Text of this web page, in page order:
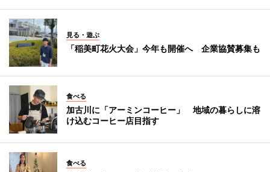
見る・遊ぶ
「稲美町花火大会」今年も開催へ 企業協賛募集も
食べる
加古川に「アーミンコーヒー」 地域の暮らしに溶
け込むコーヒー店目指す
食べる